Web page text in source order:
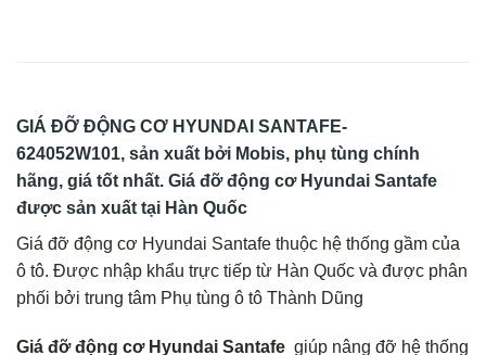
GIÁ ĐỠ ĐỘNG CƠ HYUNDAI SANTAFE-
624052W101, sản xuất bởi Mobis, phụ tùng chính
hãng, giá tốt nhất. Giá đỡ động cơ Hyundai Santafe
được sản xuất tại Hàn Quốc
Giá đỡ động cơ Hyundai Santafe thuộc hệ thống gầm của
ô tô. Được nhập khẩu trực tiếp từ Hàn Quốc và được phân
phối bởi trung tâm Phụ tùng ô tô Thành Dũng
Giá đỡ động cơ Hyundai Santafe giúp nâng đỡ hệ thống